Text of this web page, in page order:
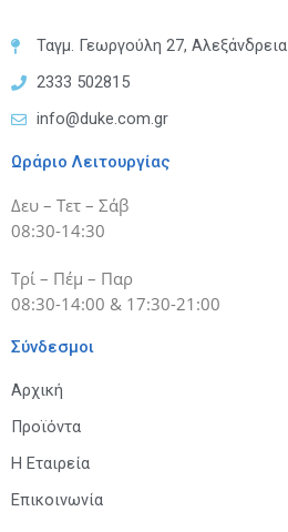
Ταγμ. Γεωργούλη 27, Αλεξάνδρεια
2333 502815
info@duke.com.gr
Ωράριο Λειτουργίας
Δευ – Τετ – Σάβ
08:30-14:30
Τρί – Πέμ – Παρ
08:30-14:00 & 17:30-21:00
Σύνδεσμοι
Αρχική
Προϊόντα
Η Εταιρεία
Επικοινωνία